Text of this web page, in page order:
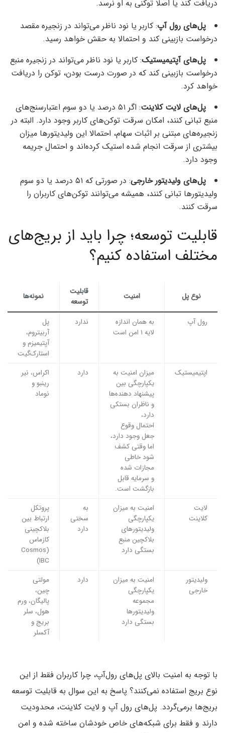
دریافت کند یا اصلا توکنی به او نرسد.
پل‌های رول آپ: کاربر یا نود ناظر می‌تواند در زنجیره مقصد
درخواست بازبینی کند و احتمالا به حقش خواهد رسید.
پل‌های آپتیمیستیک: کاربر یا نود ناظر می‌تواند در زنجیره منبع
درخواست بازبینی کند که در صورت درست بودن، توکن را دریافت
خواهد کرد.
پل‌های لایت کلاینت
: اگر ۵۱ درصد یا دو سوم اعتبارسنج‌های
منبع تبانی کنند، امکان سرقت توکن‌های کاربر وجود دارد. البته در
زنجیره‌های مبتنی بر اثبات سهام، احتمالا این ولیدیتورها میزان
بیشتری از سرقت انجام شده استیک کرده‌اند و احتمال جریمه
وجود دارد.
پل‌های ولیدیتور خارجی
: در صورتی که ۵۱ درصد یا دو سوم
ولیدیتورها تبانی کنند،‌ همیشه می‌توانند توکن‌های کاربران را
سرقت کنند.
قابلیت توسعه؛ چرا باید از بریج‌های
مختلف استفاده کنیم؟
نوع پل امنیت
قابلیت
توسعه
نمونه‌ها
رول آپ
به همان اندازه
لایه ۱ امن است
ندارد
پل
آربیتروم،
آپتیمیزم و
استارک‌گیت
اپتیمیستیک
میزان امنیت به
یکپارچگی بین
پیشنهاد دهنده‌ها
و ناظران بستکی
دارد،
احتمال وقوع
جعل وجود دارد،
اما وقتی کشف
شود خاطی
مجازات شده
و سرمایه قابل
بازگشت است.
دارد
اکراس، نیر
رینبو و
نوماد
لایت
کلاینت
امنیت به میزان
یکپارچگی
ولیدیتورهای
بلاکچین منبع
بستگی دارد
به
سختی
دارد
پروتکل
ارتباط بین
بلاکچینی
کازماس
(Cosmos
IBC)
ولیدیتور
خارجی
امنیت به میزان
یکپارچگی
مجموعه
ولیدیتورها
بستگی دارد
دارد
مولتی
چین،
پالیگان، ورم
هول، سلر
بریج و
آکسلر
با توجه به امنیت بالای پل‌های رول‌آپ، چرا کاربران فقط از این
نوع بریج استفاده نمی‌کنند؟ پاسخ به این سوال به قابلیت توسعه
بریج‌ها برمی‌گردد. پل‌های رول آپ و لایت کلاینت، محدودیت
دارند و فقط برای شبکه‌های خاص خودشان ساخته شده و امن